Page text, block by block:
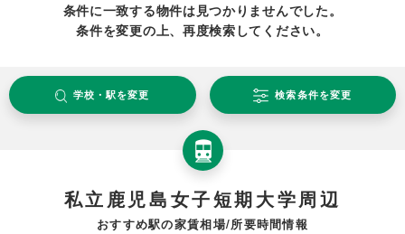
条件に一致する物件は見つかりませんでした。
条件を変更の上、再度検索してください。
学校・駅を変更 検索条件を変更
私立鹿児島女子短期大学周辺
おすすめ駅の家賃相場/所要時間情報